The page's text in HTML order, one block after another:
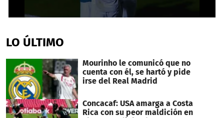
of
2
6
seconds
LO ÚLTIMO
Mourinho le comunicó que no
cuenta con él, se hartó y pide
irse del Real Madrid
Concacaf: USA amarga a Costa
Rica con su peor maldición en